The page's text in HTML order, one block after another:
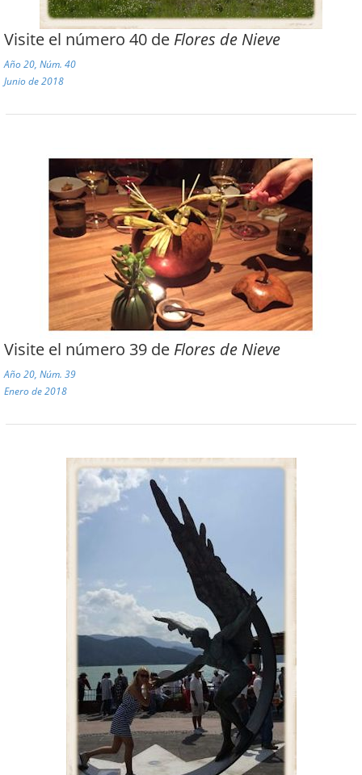
Visite el número 40 de Flores de Nieve
Año 20, Núm. 40
Junio de 2018
Visite el número 39 de Flores de Nieve
Año 20, Núm. 39
Enero de 2018